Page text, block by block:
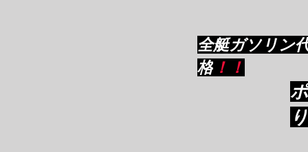
全艇ガソリン
格 ！！
り